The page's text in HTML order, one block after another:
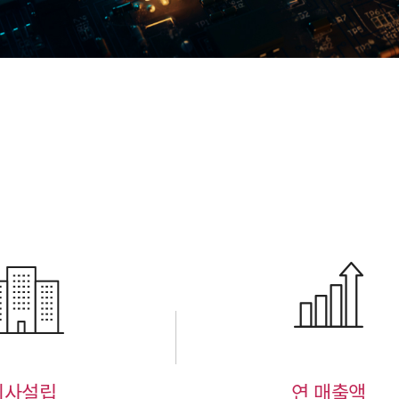
설립 연 매출액